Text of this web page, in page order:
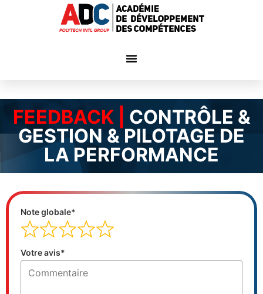
FEEDBACK |
CONTRÔLE &
GESTION & PILOTAGE DE
LA PERFORMANCE
Note globale*
Votre avis*